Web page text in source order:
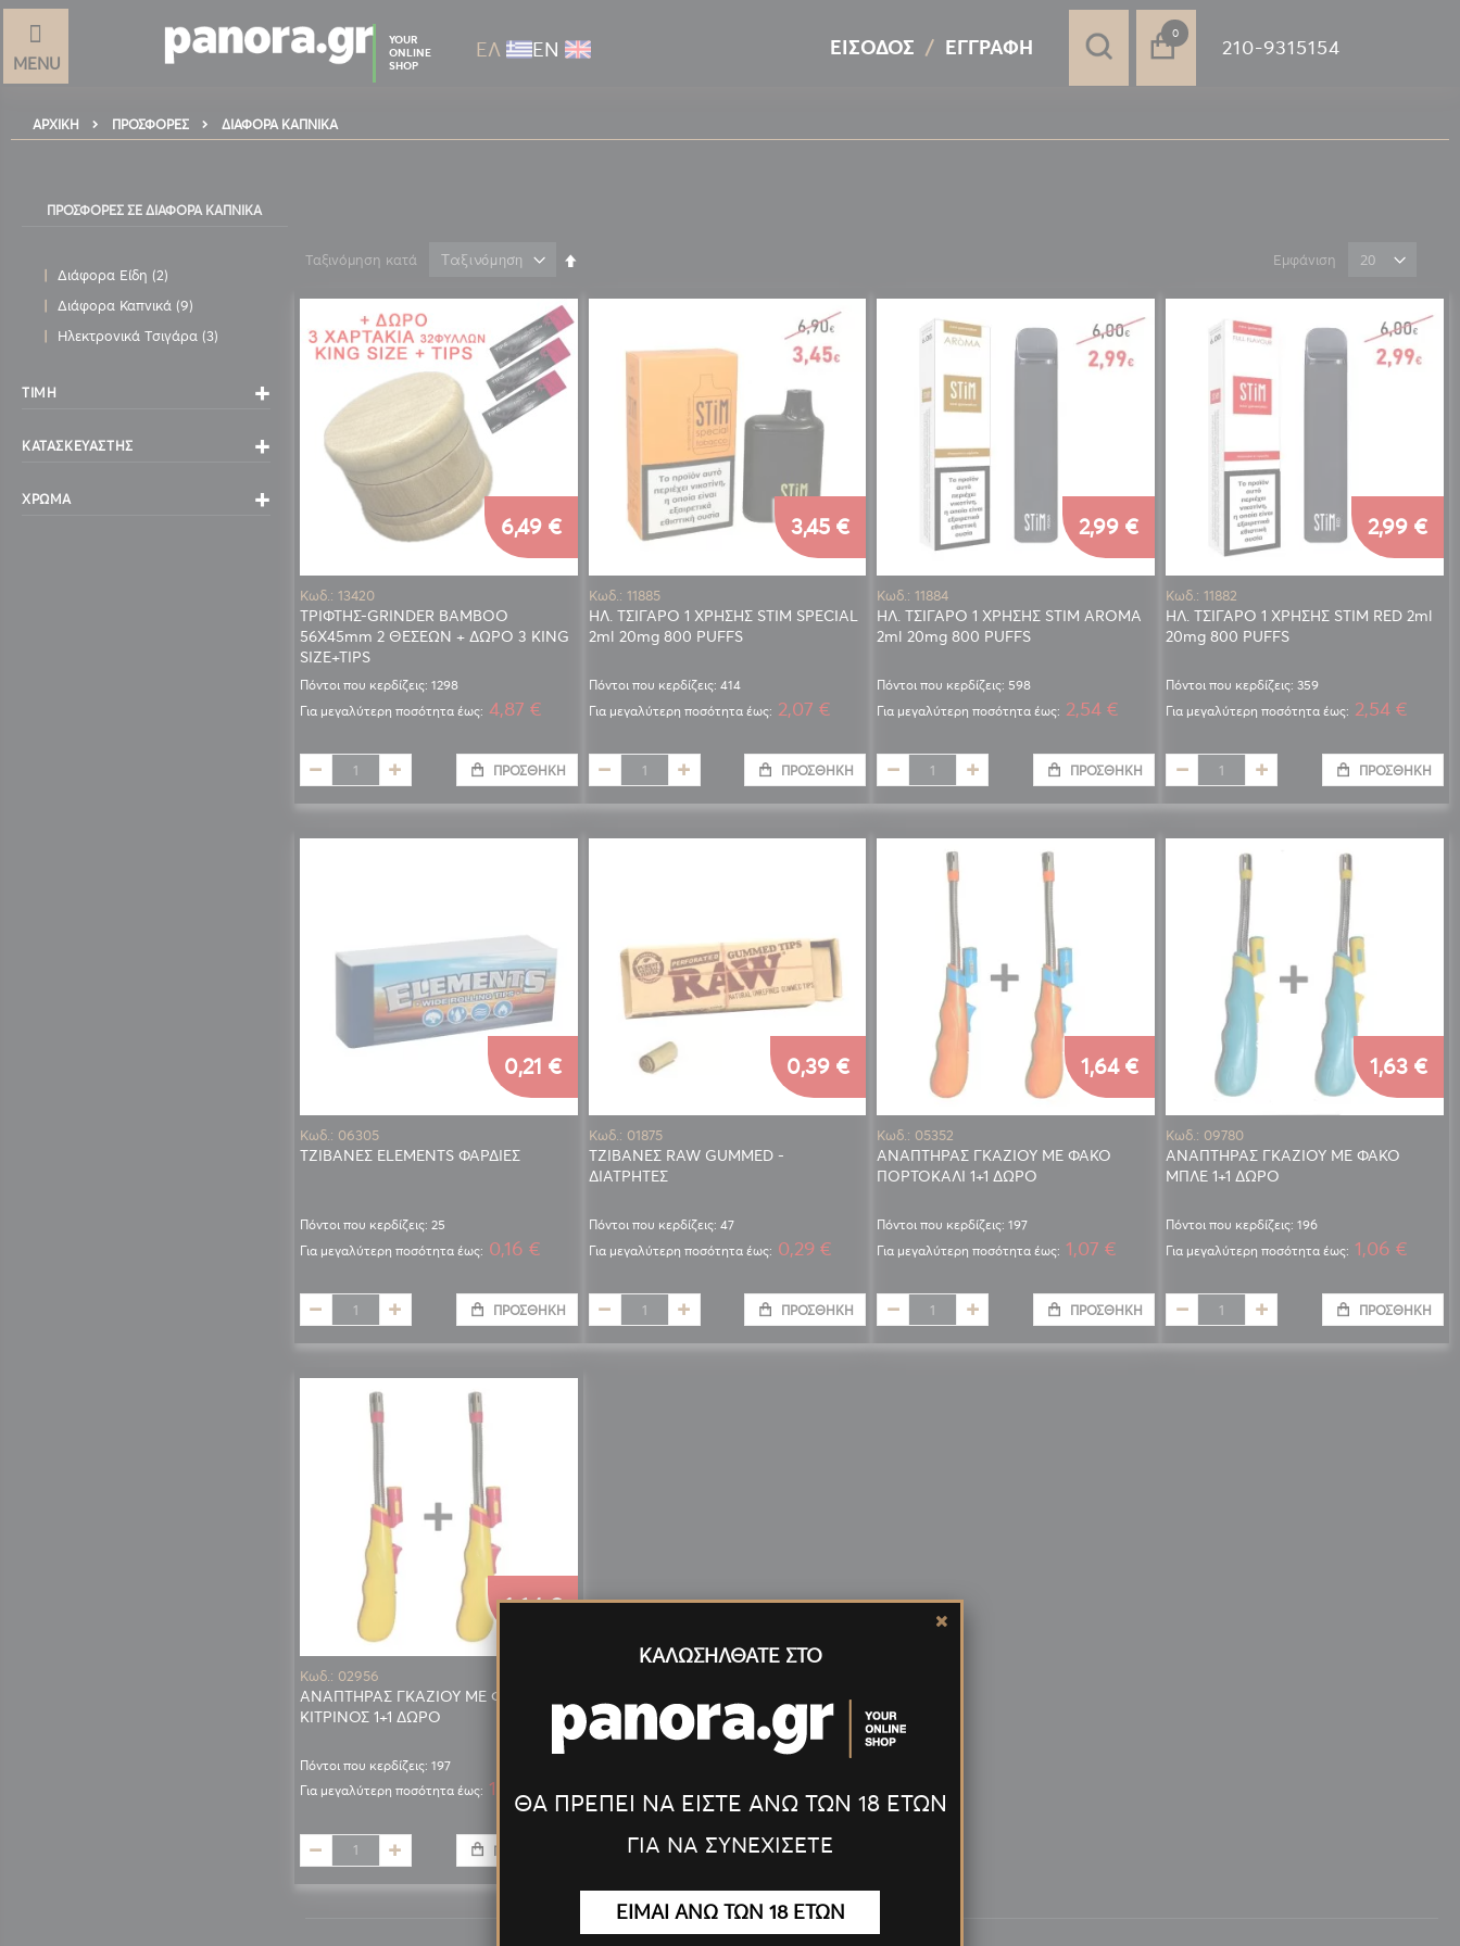
MENU
YOUR
ONLINE
SHOP
ΕΛ ΕΝ
0στοιχεία
ΕΊΣΟΔΟΣ ΕΓΓΡΑΦΉ 210-9315154
ΑΡΧΙΚΉ ΠΡΟΣΦΟΡΈΣ ΔΙΆΦΟΡΑ ΚΑΠΝΙΚΆ
ΠΡΟΣΦΟΡΈΣ ΣΕ ΔΙΆΦΟΡΑ ΚΑΠΝΙΚΆ
Ταξινόμηση κατά Εμφάνιση
Κωδ.: 13420
ΤΡΙΦΤΗΣ-GRINDER BAMBOO
56Χ45mm 2 ΘΕΣΕΩΝ + ΔΩΡΟ 3 KING
SIZE+TIPS
Πόντοι που κερδίζεις: 1298
6,49 €
Για μεγαλύτερη ποσότητα έως: 4,87 €
ΠΡΟΣΘΉΚΗ
Κωδ.: 11885
ΗΛ. ΤΣΙΓΑΡΟ 1 ΧΡΗΣΗΣ STIM SPECIAL
2ml 20mg 800 PUFFS
Πόντοι που κερδίζεις: 414
3,45 €
Για μεγαλύτερη ποσότητα έως: 2,07 €
ΠΡΟΣΘΉΚΗ
Κωδ.: 11884
ΗΛ. ΤΣΙΓΑΡΟ 1 ΧΡΗΣΗΣ STIM AROMA
2ml 20mg 800 PUFFS
Πόντοι που κερδίζεις: 598
2,99 €
Για μεγαλύτερη ποσότητα έως: 2,54 €
ΠΡΟΣΘΉΚΗ
Κωδ.: 11882
ΗΛ. ΤΣΙΓΑΡΟ 1 ΧΡΗΣΗΣ STIM RED 2ml
20mg 800 PUFFS
Πόντοι που κερδίζεις: 359
2,99 €
Για μεγαλύτερη ποσότητα έως: 2,54 €
ΠΡΟΣΘΉΚΗ
Κωδ.: 06305
ΤΖΙΒΑΝΕΣ ELEMENTS ΦΑΡΔΙΕΣ
Πόντοι που κερδίζεις: 25
0,21 €
Για μεγαλύτερη ποσότητα έως: 0,16 €
ΠΡΟΣΘΉΚΗ
Κωδ.: 01875
ΤΖΙΒΑΝΕΣ RAW GUMMED -
ΔΙΑΤΡΗΤΕΣ
Πόντοι που κερδίζεις: 47
0,39 €
Για μεγαλύτερη ποσότητα έως: 0,29 €
ΠΡΟΣΘΉΚΗ
Κωδ.: 05352
ΑΝΑΠΤΗΡΑΣ ΓΚΑΖΙΟΥ ΜΕ ΦΑΚΟ
ΠΟΡΤΟΚΑΛΙ 1+1 ΔΩΡΟ
Πόντοι που κερδίζεις: 197
1,64 €
Για μεγαλύτερη ποσότητα έως: 1,07 €
ΠΡΟΣΘΉΚΗ
Κωδ.: 09780
ΑΝΑΠΤΗΡΑΣ ΓΚΑΖΙΟΥ ΜΕ ΦΑΚΟ
ΜΠΛΕ 1+1 ΔΩΡΟ
Πόντοι που κερδίζεις: 196
1,63 €
Για μεγαλύτερη ποσότητα έως: 1,06 €
ΠΡΟΣΘΉΚΗ
Κωδ.: 02956
ΑΝΑΠΤΗΡΑΣ ΓΚΑΖΙΟΥ ΜΕ ΦΑΚΟ
ΚΙΤΡΙΝΟΣ 1+1 ΔΩΡΟ
Πόντοι που κερδίζεις: 197
1,64 €
Για μεγαλύτερη ποσότητα έως: 1,07 €
ΠΡΟΣΘΉΚΗ
Διάφορα Είδη 2
στοιχεία
Διάφορα Καπνικά 9
στοιχεία
Ηλεκτρονικά Τσιγάρα 3
στοιχεία
ΤΙΜΉ
ΚΑΤΑΣΚΕΥΑΣΤΉΣ
ΧΡΏΜΑ
ΚΑΛΩΣΗΛΘΑΤΕ ΣΤΟ
ΘΑ ΠΡΕΠΕΙ ΝΑ ΕΙΣΤΕ ΑΝΩ ΤΩΝ 18 ΕΤΩΝ
ΓΙΑ ΝΑ ΣΥΝΕΧΙΣΕΤΕ
ΕΙΜΑΙ ΑΝΩ ΤΩΝ 18 ΕΤΩΝ